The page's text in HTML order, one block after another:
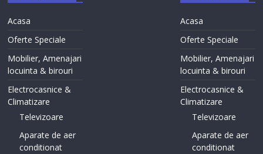
Acasa
Oferte Speciale
Mobilier, Amenajari
locuinta & birouri
Electrocasnice &
Climatizare
Televizoare
Aparate de aer
conditionat
Acasa
Oferte Speciale
Mobilier, Amenajari
locuinta & birouri
Electrocasnice &
Climatizare
Televizoare
Aparate de aer
conditionat